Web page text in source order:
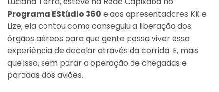
Programa EStúdio 360 e aos apresentadores KK e
Lize, ela contou como conseguiu a liberação dos
órgãos aéreos para que gente possa viver essa
experiência de decolar através da corrida. E, mais
que isso, sem parar a operação de chegadas e
partidas dos aviões.